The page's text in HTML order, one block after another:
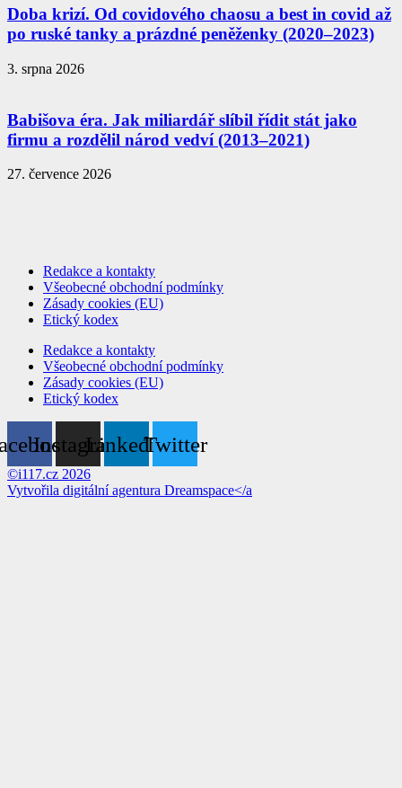
Doba krizí. Od covidového chaosu a best in covid až
po ruské tanky a prázdné peněženky (2020–2023)
3. srpna 2026
Babišova éra. Jak miliardář slíbil řídit stát jako
firmu a rozdělil národ vedví (2013–2021)
27. července 2026
Redakce a kontakty
Všeobecné obchodní podmínky
Zásady cookies (EU)
Etický kodex
Redakce a kontakty
Všeobecné obchodní podmínky
Zásady cookies (EU)
Etický kodex
InstagramLinkedinTwitter
©i117.cz 2026
Vytvořila digitální agentura Dreamspace</a